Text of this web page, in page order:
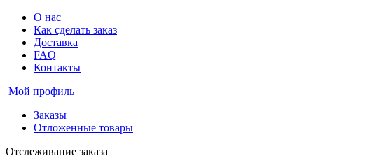
О нас
Как сделать заказ
Доставка
FAQ
Контакты
Мой профиль
Заказы
Отложенные товары
Отслеживание заказа